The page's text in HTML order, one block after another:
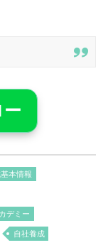
本情報
デミー
自社養成